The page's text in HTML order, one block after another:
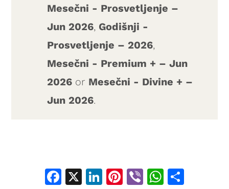
Mesečni - Prosvetljenje –
Jun 2026, Godišnji -
Prosvetljenje – 2026,
Mesečni - Premium + – Jun
2026 or Mesečni - Divine + –
Jun 2026.
Facebook
X LinkedIn
Pinterest
Viber